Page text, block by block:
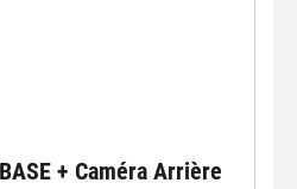
+ Caméra Arrière